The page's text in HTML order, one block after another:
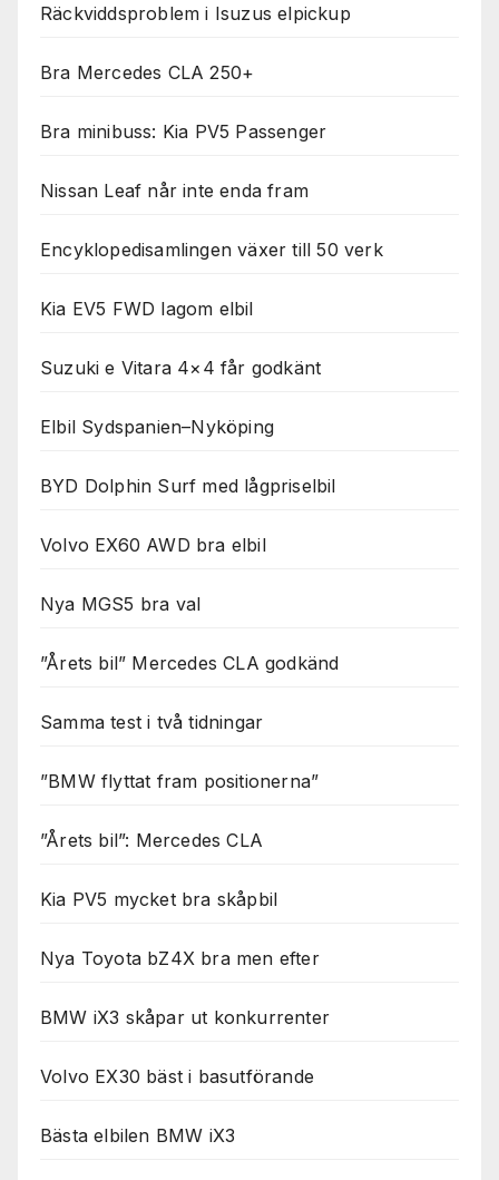
Räckviddsproblem i Isuzus elpickup
Bra Mercedes CLA 250+
Bra minibuss: Kia PV5 Passenger
Nissan Leaf når inte enda fram
Encyklopedisamlingen växer till 50 verk
Kia EV5 FWD lagom elbil
Suzuki e Vitara 4×4 får godkänt
Elbil Sydspanien–Nyköping
BYD Dolphin Surf med lågpriselbil
Volvo EX60 AWD bra elbil
Nya MGS5 bra val
”Årets bil” Mercedes CLA godkänd
Samma test i två tidningar
”BMW flyttat fram positionerna”
”Årets bil”: Mercedes CLA
Kia PV5 mycket bra skåpbil
Nya Toyota bZ4X bra men efter
BMW iX3 skåpar ut konkurrenter
Volvo EX30 bäst i basutförande
Bästa elbilen BMW iX3